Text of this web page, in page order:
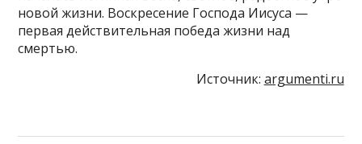
новой жизни. Воскресение Господа Иисуса —
первая действительная победа жизни над
смертью.
Источник: argumenti.ru